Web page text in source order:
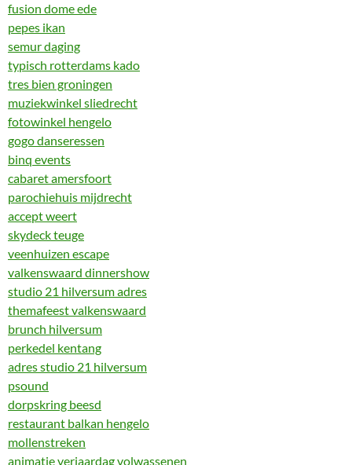
fusion dome ede
pepes ikan
semur daging
typisch rotterdams kado
tres bien groningen
muziekwinkel sliedrecht
fotowinkel hengelo
gogo danseressen
binq events
cabaret amersfoort
parochiehuis mijdrecht
accept weert
skydeck teuge
veenhuizen escape
valkenswaard dinnershow
studio 21 hilversum adres
themafeest valkenswaard
brunch hilversum
perkedel kentang
adres studio 21 hilversum
psound
dorpskring beesd
restaurant balkan hengelo
mollenstreken
animatie verjaardag volwassenen